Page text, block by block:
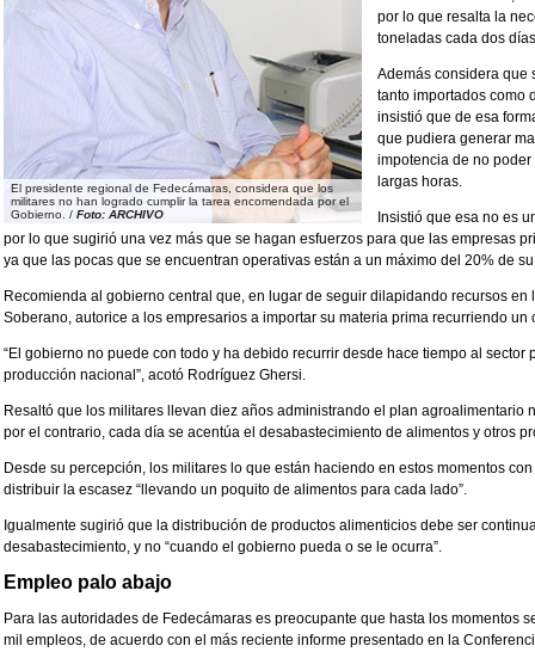
El presidente regional de Fedecámaras, considera que los
militares no han logrado cumplir la tarea encomendada por el
Gobierno. / Foto: ARCHIVO
por lo que resalta la
toneladas cada dos
Además considera que
tanto importados como
insistió que de esa
que pudiera generar
impotencia de no
largas horas.
Insistió que esa no es
por lo que sugirió una vez más que se hagan esfuerzos para que las empresas
ya que las pocas que se encuentran operativas están a un máximo del 20% de
Recomienda al gobierno central que, en lugar de seguir dilapidando recursos en
Soberano, autorice a los empresarios a importar su materia prima recurriendo
“El gobierno no puede con todo y ha debido recurrir desde hace tiempo al sector
producción nacional”, acotó Rodríguez Ghersi.
Resaltó que los militares llevan diez años administrando el plan agroalimentario
por el contrario, cada día se acentúa el desabastecimiento de alimentos y otros
Desde su percepción, los militares lo que están haciendo en estos momentos
distribuir la escasez “llevando un poquito de alimentos para cada lado”.
Igualmente sugirió que la distribución de productos alimenticios debe ser
desabastecimiento, y no “cuando el gobierno pueda o se le ocurra”.
Empleo palo abajo
Para las autoridades de Fedecámaras es preocupante que hasta los momentos
mil empleos, de acuerdo con el más reciente informe presentado en la